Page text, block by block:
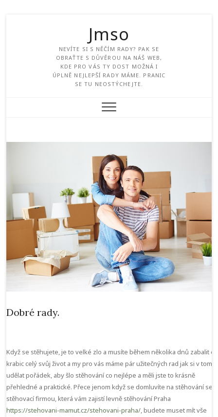
Jmso
NEVÍTE SI S NĚČÍM RADY? PAK SE
OBRAŤTE S DŮVĚROU NA NÁŠ WEB,
KDE PRO VÁS TY DOST MOŽNÁ I
ÚPLNĚ NEJLEPŠÍ RADY MÁME. PRANIC
SE TU NEOSTÝCHEJTE.
Dobré rady.
Když se stěhujete, je to velké zlo a musíte během několika dnů zabalit
krabic celý svůj život a my pro vás máme pár užitečných rad jak si v tom
udělat pořádek, aby šlo stěhování co nejlépe a měli jste to krásně
přehledné a praktické. Přece jenom když se domluvíte na stěhování se
stěhovací firmou, která vám zajistí levně stěhování Praha
https://stehovani-mamut.cz/stehovani-praha/, budete muset mít vše